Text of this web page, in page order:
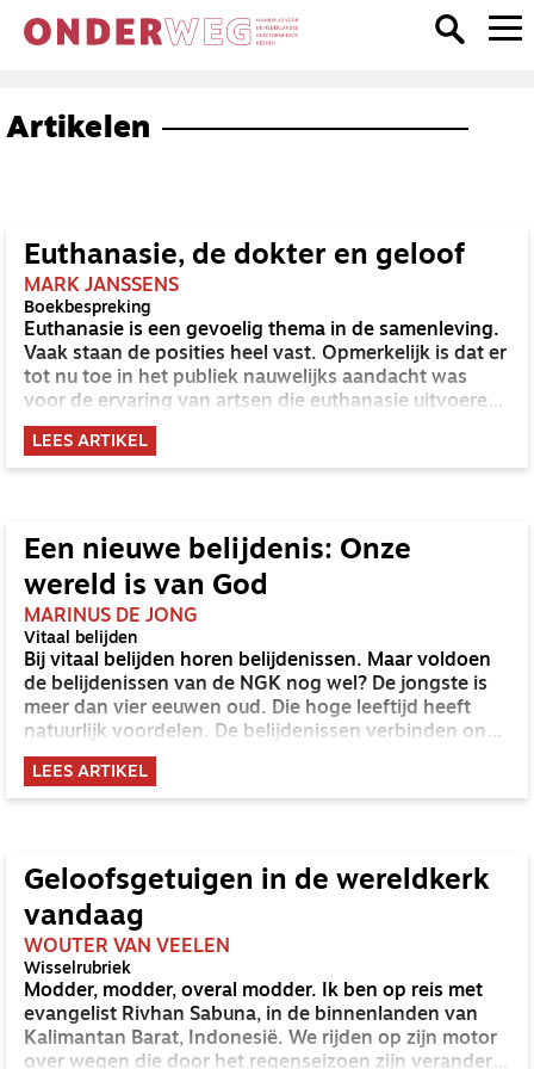
Artikelen
Euthanasie, de dokter en geloof
MARK JANSSENS
Boekbespreking
Euthanasie is een gevoelig thema in de samenleving.
Vaak staan de posities heel vast. Opmerkelijk is dat er
tot nu toe in het publiek nauwelijks aandacht was
voor de ervaring van artsen die euthanasie uitvoeren.
In het onlangs verschenen boek Euthanasie en de
dokter zijn 54 ervaringen gebundeld, door artsen zelf
geschreven. Wat mij betreft een goede zaak, zowel
vertellen komt wat er gebeurt dichtbij. Ze vertellen
open en eerlijk over hun beweegredenen,
aarzelingen, overleggen, slapeloze nachten vooraf
en/of achteraf. Wie een beetje geïnteresseerd is in
deze materie, doet er goed aan dit boek te lezen. En
ook als je juist flinke aarzelingen hebt bij de huidige
praktijk.
LEES ARTIKEL
Een nieuwe belijdenis: Onze
wereld is van God
MARINUS DE JONG
Vitaal belijden
Bij vitaal belijden horen belijdenissen. Maar voldoen
de belijdenissen van de NGK nog wel? De jongste is
meer dan vier eeuwen oud. Die hoge leeftijd heeft
natuurlijk voordelen. De belijdenissen verbinden ons
met kerken van alle tijden en plaatsen. Ze helpen ons
om in onzekere tijden het goede dat ons is
toevertrouwd door de heilige Geest te bewaren (zie
veroudert, maar er rijzen ook nieuwe vragen. En
sommige zaken die ooit urgent waren mogen nu wat
meer naar de achtergrond. In deze aflevering maken
we kennis met een nieuwe belijdenis, of beter een
eigentijds getuigenis: Onze wereld is van God (OWG).
LEES ARTIKEL
Geloofsgetuigen in de wereldkerk
vandaag
WOUTER VAN VEELEN
Wisselrubriek
Modder, modder, overal modder. Ik ben op reis met
evangelist Rivhan Sabuna, in de binnenlanden van
Kalimantan Barat, Indonesië. We rijden op zijn motor
over wegen die door het regenseizoen zijn veranderd